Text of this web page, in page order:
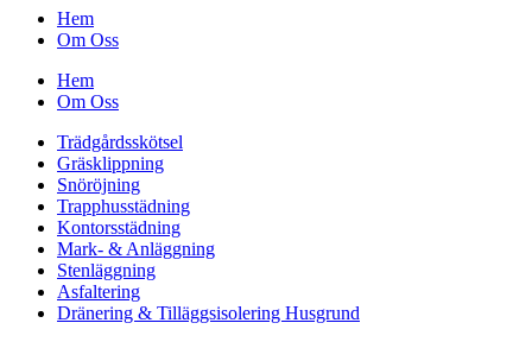
Hem
Om Oss
Hem
Om Oss
Trädgårdsskötsel
Gräsklippning
Snöröjning
Trapphusstädning
Kontorsstädning
Mark- & Anläggning
Stenläggning
Asfaltering
Dränering & Tilläggsisolering Husgrund